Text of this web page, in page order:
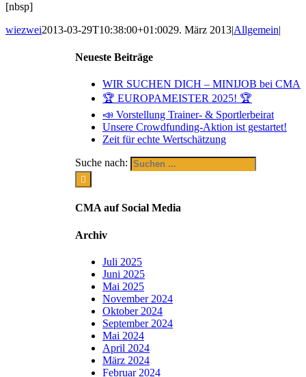
[nbsp]
wiezwei2013-03-29T10:38:00+01:0029. März 2013|Allgemein|
Neueste Beiträge
WIR SUCHEN DICH – MINIJOB bei CMA
🏆 EUROPAMEISTER 2025! 🏆
📣 Vorstellung Trainer- & Sportlerbeirat
Unsere Crowdfunding-Aktion ist gestartet!
Zeit für echte Wertschätzung
Suche nach:
CMA auf Social Media
Archiv
Juli 2025
Juni 2025
Mai 2025
November 2024
Oktober 2024
September 2024
Mai 2024
April 2024
März 2024
Februar 2024